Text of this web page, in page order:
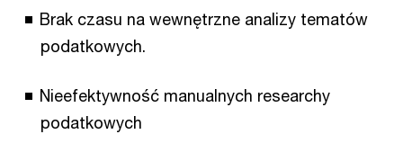
Brak czasu na wewnętrzne analizy tematów
podatkowych.
Nieefektywność manualnych researchy
podatkowych